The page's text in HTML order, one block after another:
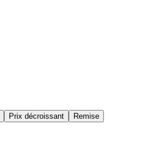
Prix décroissant Remise